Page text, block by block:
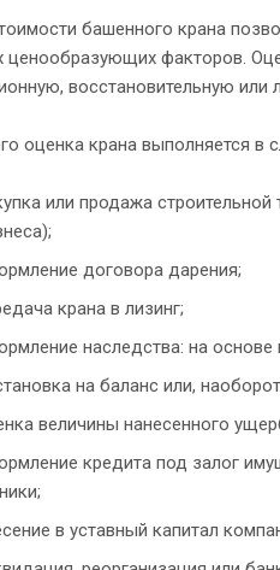
башенного крана
ценообразующих факторов.
восстановительную или
оценка крана выполняется в
или продажа строительной
договора дарения;
крана в лизинг;
наследства: на
на баланс или,
величины нанесенного
кредита под залог
в уставный капитал